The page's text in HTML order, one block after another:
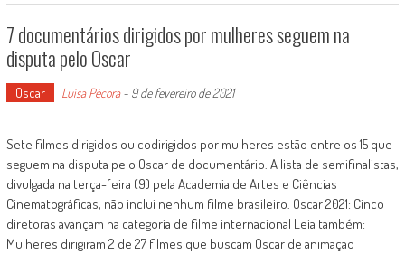
7 documentários dirigidos por mulheres seguem na
disputa pelo Oscar
Oscar Luísa Pécora- 9 de fevereiro de 2021
Sete filmes dirigidos ou codirigidos por mulheres estão entre os 15 que
seguem na disputa pelo Oscar de documentário. A lista de semifinalistas,
divulgada na terça-feira (9) pela Academia de Artes e Ciências
Cinematográficas, não inclui nenhum filme brasileiro. Oscar 2021: Cinco
diretoras avançam na categoria de filme internacional Leia também:
Mulheres dirigiram 2 de 27 filmes que buscam Oscar de animação